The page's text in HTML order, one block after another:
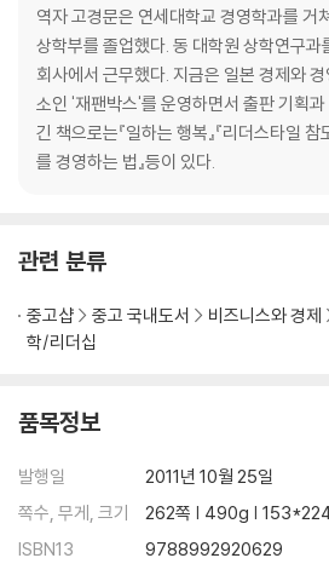
탁고기명의 의미
전능하다고 생각하지 마라
황제는 공치사를 하면 안 된다
5장 ｜ 육정(六正)과 육사(六邪)-인재를
토론하지 않는 풍조
정원법의 제정
재야의 인물을 발탁하라
인재등용시험의 공과
공동체 속에서의 평가
6장 ｜ 실수(實需)-허영심이라는 요물
허영심을 버려라
천리를 가는 말이 무슨 소용인가?
감세야말로 정권유지의 길
역자 고경문은 연세대학교 경영학과를 거
상학부를 졸업했다. 동 대학원 상학연구과
회사에서 근무했다. 지금은 일본 경제와
소인 '재팬박스'를 운영하면서 출판 기획
긴 책으로는『일하는 행복』『리더스타일 참
를 경영하는 법』등이 있다.
관련 분류
중고샵 중고 국내도서 비즈니스와 경제
학/리더십
품목정보
발행일
2011년 10월 25일
쪽수, 무게, 크기
262쪽 | 490g |
ISBN13
9788992920629